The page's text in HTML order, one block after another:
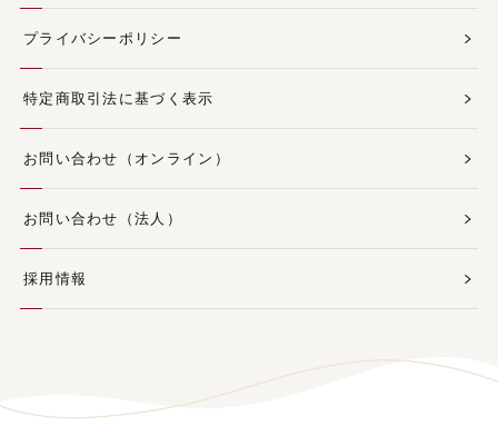
プライバシーポリシー
特定商取引法に基づく表示
お問い合わせ（オンライン）
お問い合わせ（法人）
採用情報